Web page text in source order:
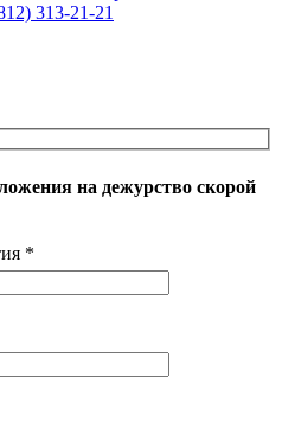
313-21-21
на дежурство скорой
*